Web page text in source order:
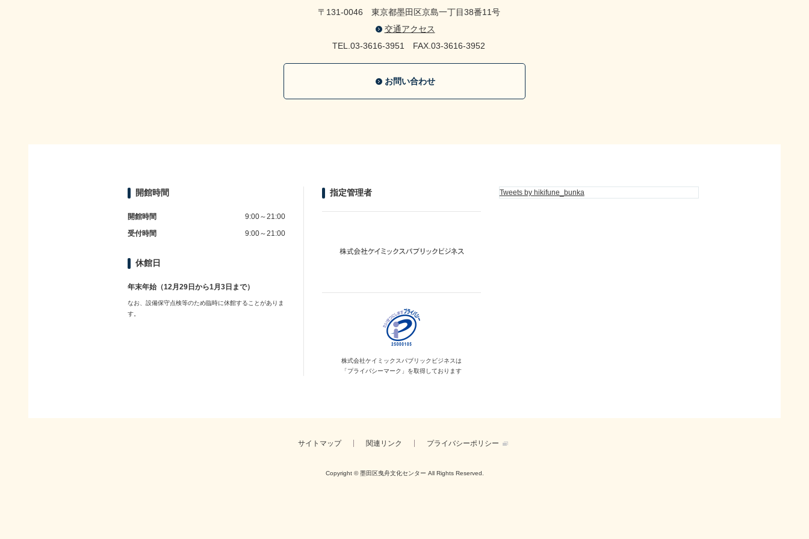
〒131-0046 東京都墨田区京島一丁目38番11号
交通アクセス
TEL.03-3616-3951 FAX.03-3616-3952
お問い合わせ
開館時間
開館時間
9:00～21:00
受付時間
9:00～21:00
休館日
年末年始（12月29日から1月3日まで）
なお、設備保守点検等のため臨時に休館することがありま
す。
指定管理者
株式会社ケイミックス パブリックビジネスは
「プライバシーマーク」を取得しております
Tweets by hikifune_bunka
サイトマップ 関連リンク プライバシーポリシー
Copyright © 墨田区曳舟文化センター All Rights Reserved.